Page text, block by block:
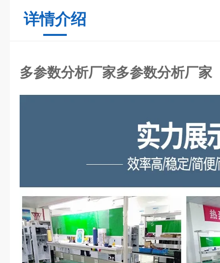
详情介绍
多参数分析厂家多参数分析厂家